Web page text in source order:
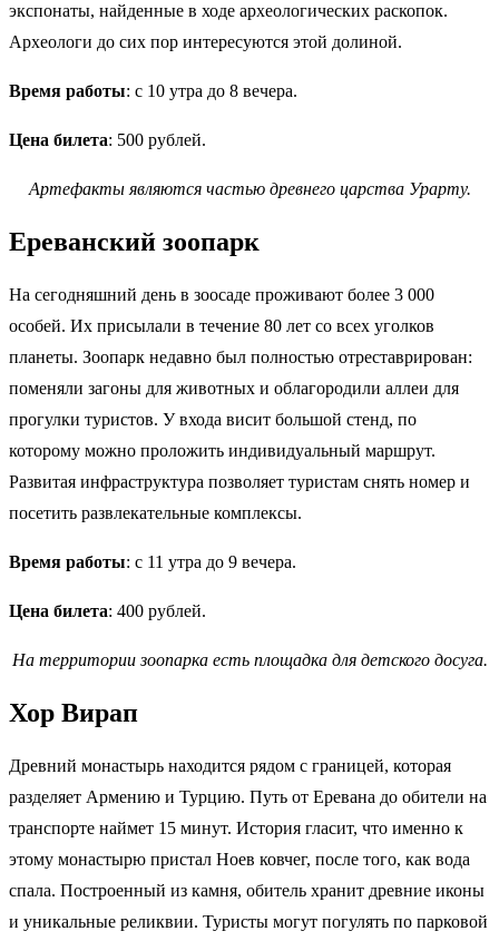
экспонаты, найденные в ходе археологических раскопок.
Археологи до сих пор интересуются этой долиной.
Время работы: с 10 утра до 8 вечера.
Цена билета: 500 рублей.
Артефакты являются частью древнего царства Урарту.
Ереванский зоопарк
На сегодняшний день в зоосаде проживают более 3 000
особей. Их присылали в течение 80 лет со всех уголков
планеты. Зоопарк недавно был полностью отреставрирован:
поменяли загоны для животных и облагородили аллеи для
прогулки туристов. У входа висит большой стенд, по
которому можно проложить индивидуальный маршрут.
Развитая инфраструктура позволяет туристам снять номер и
посетить развлекательные комплексы.
Время работы: с 11 утра до 9 вечера.
Цена билета: 400 рублей.
На территории зоопарка есть площадка для детского досуга.
Хор Вирап
Древний монастырь находится рядом с границей, которая
разделяет Армению и Турцию. Путь от Еревана до обители на
транспорте наймет 15 минут. История гласит, что именно к
этому монастырю пристал Ноев ковчег, после того, как вода
спала. Построенный из камня, обитель хранит древние иконы
и уникальные реликвии. Туристы могут погулять по парковой